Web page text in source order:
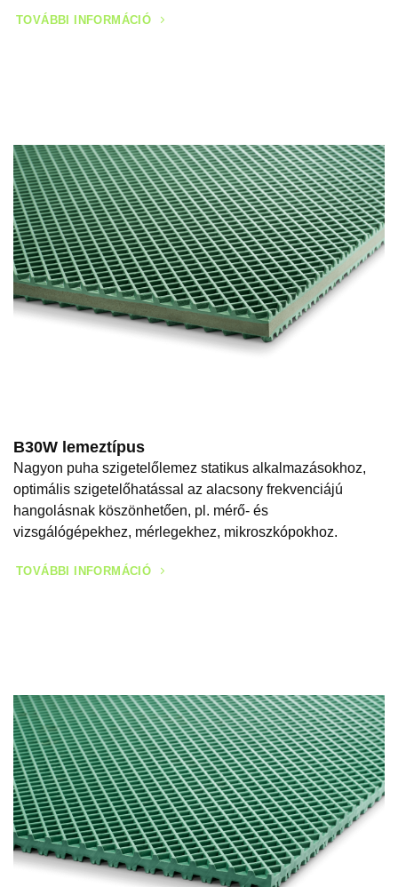
TOVÁBBI INFORMÁCIÓ
B30W lemeztípus
Nagyon puha szigetelőlemez statikus alkalmazásokhoz,
optimális szigetelőhatással az alacsony frekvenciájú
hangolásnak köszönhetően, pl. mérő- és
vizsgálógépekhez, mérlegekhez, mikroszkópokhoz.
TOVÁBBI INFORMÁCIÓ